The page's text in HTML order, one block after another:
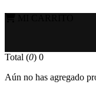
Total (0) 0
Aún no has agregado